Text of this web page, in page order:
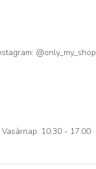
@only_my_shop
10:30 - 17:00